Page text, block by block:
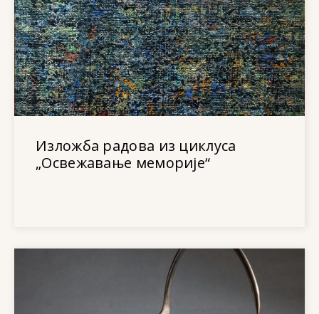
Изложба радова из циклуса
„Освежавање меморије“